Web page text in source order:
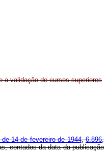
a validação de cursos superiores
de 14 de fevereiro de 1944,6.896,
contados da data da publicação